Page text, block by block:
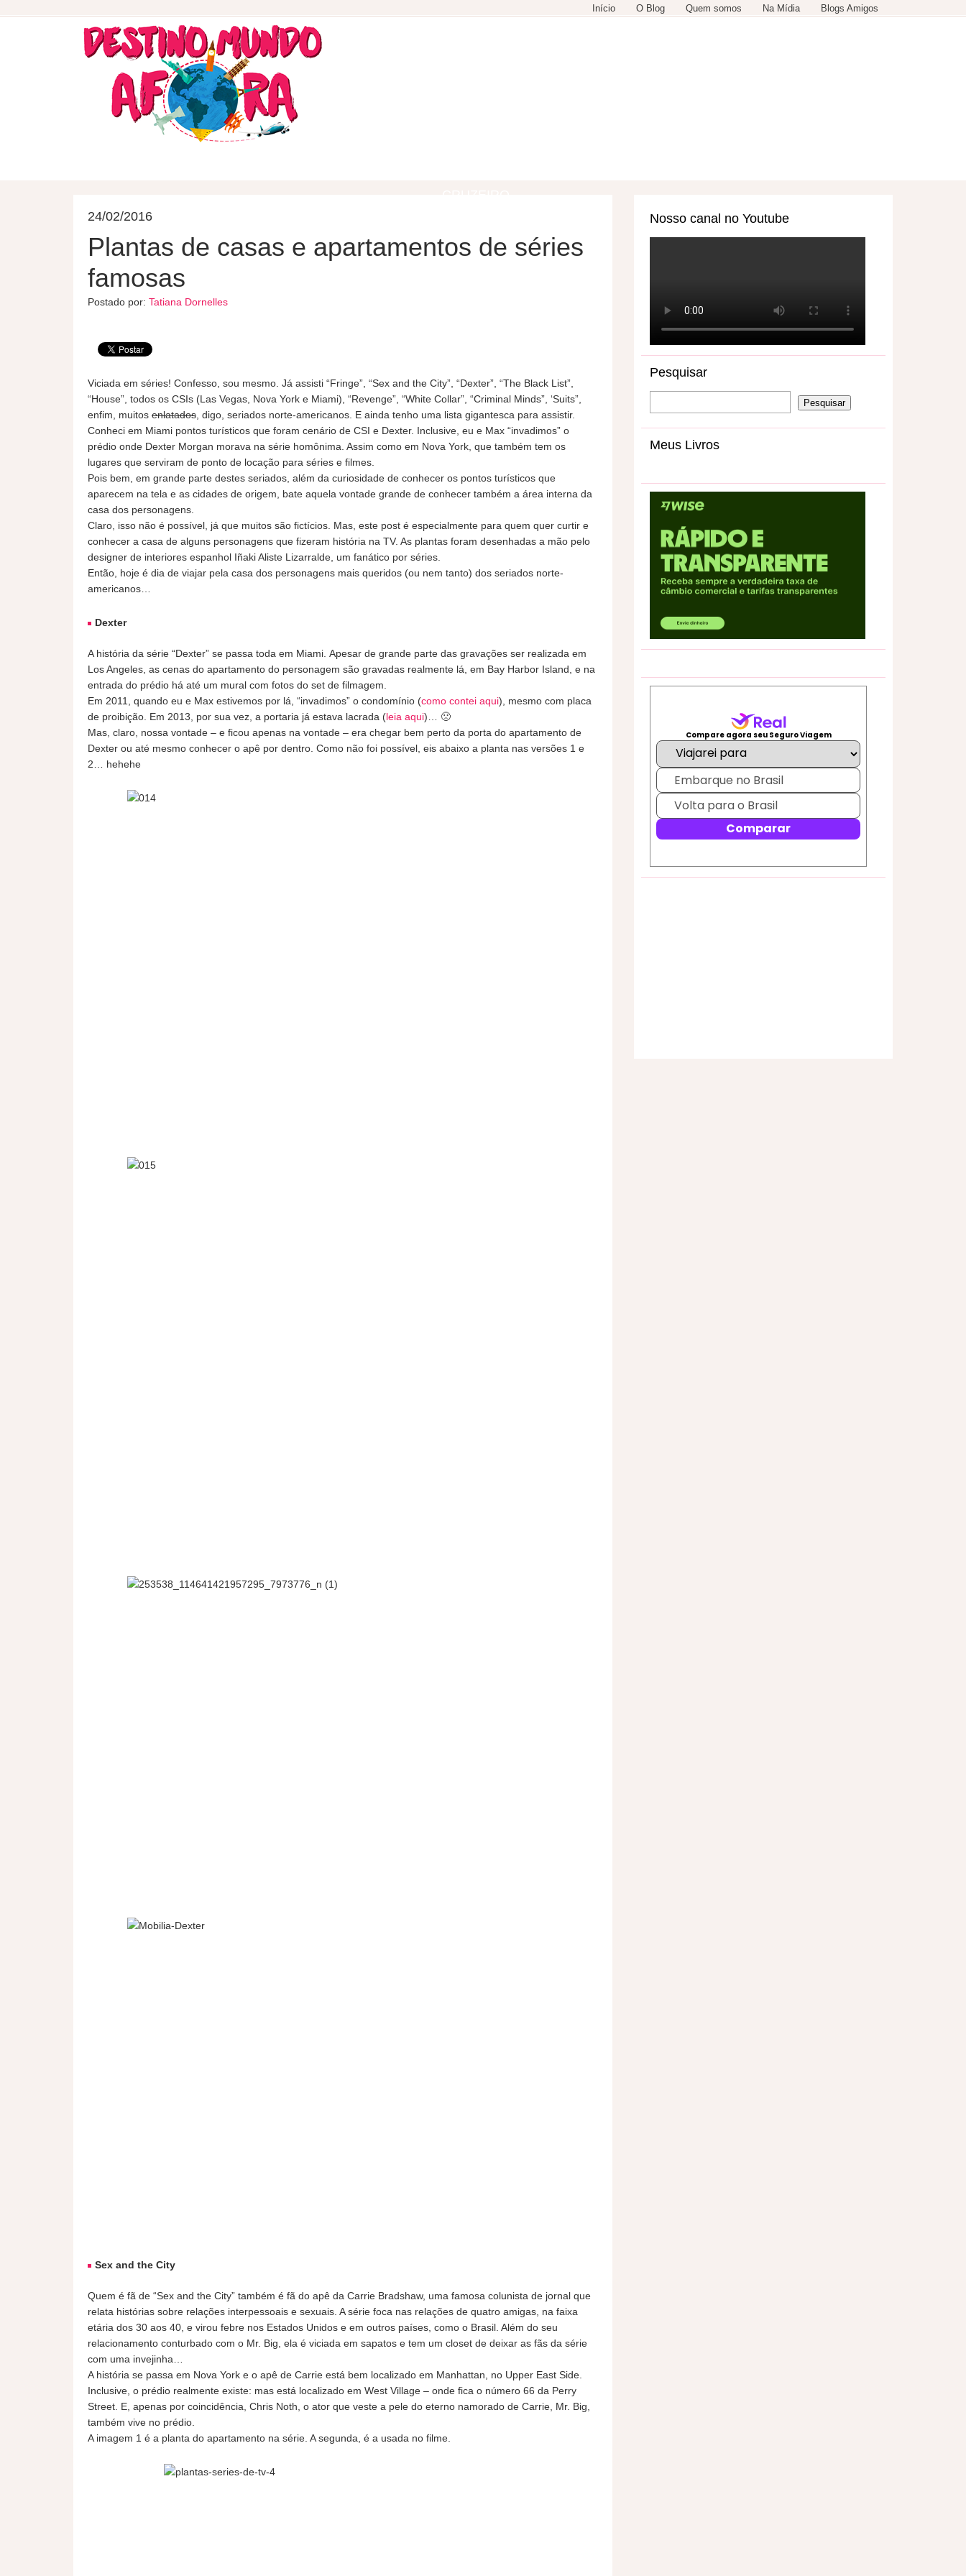
Início O Blog Quem somos Na Mídia Blogs Amigos
24/02/2016
Plantas de casas e apartamentos de séries
famosas
Postado por: Tatiana Dornelles
Viciada em séries! Confesso, sou mesmo. Já assisti “Fringe”, “Sex and the City”, “Dexter”, “The Black List”,
“House”, todos os CSIs (Las Vegas, Nova York e Miami), “Revenge”, “White Collar”, “Criminal Minds”, ‘Suits”,
enfim, muitos enlatados , digo, seriados norte-americanos. E ainda tenho uma lista gigantesca para assistir.
Conheci em Miami pontos turísticos que foram cenário de CSI e Dexter. Inclusive, eu e Max “invadimos” o
prédio onde Dexter Morgan morava na série homônima. Assim como em Nova York, que também tem os
lugares que serviram de ponto de locação para séries e filmes.
Pois bem, em grande parte destes seriados, além da curiosidade de conhecer os pontos turísticos que
aparecem na tela e as cidades de origem, bate aquela vontade grande de conhecer também a área interna da
casa dos personagens.
Claro, isso não é possível, já que muitos são fictícios. Mas, este post é especialmente para quem quer curtir e
conhecer a casa de alguns personagens que fizeram história na TV. As plantas foram desenhadas a mão pelo
designer de interiores espanhol Iñaki Aliste Lizarralde, um fanático por séries.
Então, hoje é dia de viajar pela casa dos personagens mais queridos (ou nem tanto) dos seriados norte-
americanos…
Dexter
A história da série “Dexter” se passa toda em Miami. Apesar de grande parte das gravações ser realizada em
Los Angeles, as cenas do apartamento do personagem são gravadas realmente lá, em Bay Harbor Island, e na
entrada do prédio há até um mural com fotos do set de filmagem.
Em 2011, quando eu e Max estivemos por lá, “invadimos” o condomínio (como contei aqui), mesmo com placa
de proibição. Em 2013, por sua vez, a portaria já estava lacrada (leia aqui)… 🙁
Mas, claro, nossa vontade – e ficou apenas na vontade – era chegar bem perto da porta do apartamento de
Dexter ou até mesmo conhecer o apê por dentro. Como não foi possível, eis abaixo a planta nas versões 1 e
2… hehehe
Sex and the City
Quem é fã de “Sex and the City” também é fã do apê da Carrie Bradshaw, uma famosa colunista de jornal que
relata histórias sobre relações interpessoais e sexuais. A série foca nas relações de quatro amigas, na faixa
etária dos 30 aos 40, e virou febre nos Estados Unidos e em outros países, como o Brasil. Além do seu
relacionamento conturbado com o Mr. Big, ela é viciada em sapatos e tem um closet de deixar as fãs da série
com uma invejinha…
A história se passa em Nova York e o apê de Carrie está bem localizado em Manhattan, no Upper East Side.
Inclusive, o prédio realmente existe: mas está localizado em West Village – onde fica o número 66 da Perry
Street. E, apenas por coincidência, Chris Noth, o ator que veste a pele do eterno namorado de Carrie, Mr. Big,
também vive no prédio.
A imagem 1 é a planta do apartamento na série. A segunda, é a usada no filme.
Nosso canal no Youtube
Pesquisar
Meus Livros